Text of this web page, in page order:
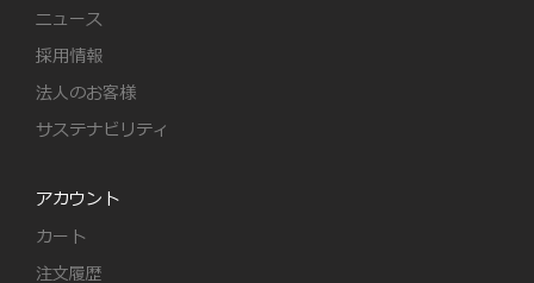
ニュース
採用情報
法人のお客様
サステナビリティ
アカウント
カート
注文履歴